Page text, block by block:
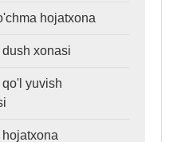
hojatxona
dush xonasi
qo'l yuvish